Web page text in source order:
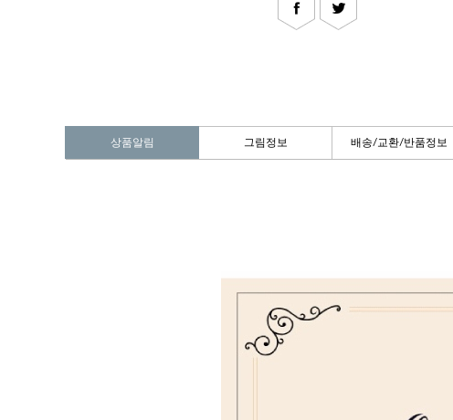
상품알림 그림정보 배송/교환/반품정보